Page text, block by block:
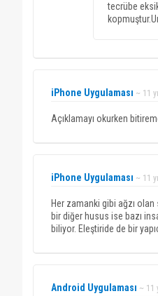
tecrübe
iPhone Uygulaması ~ 11
Açıklamayı okurken
iPhone Uygulaması ~ 11
Her zamanki gibi ağzı
bir diğer husus ise bazı
biliyor. Eleştiride de bir
Android Uygulaması ~ 11